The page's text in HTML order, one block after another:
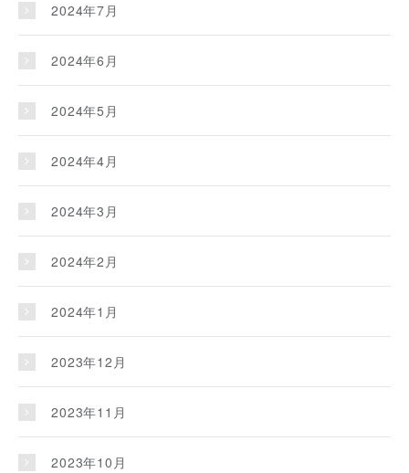
2024年7月
2024年6月
2024年5月
2024年4月
2024年3月
2024年2月
2024年1月
2023年12月
2023年11月
2023年10月